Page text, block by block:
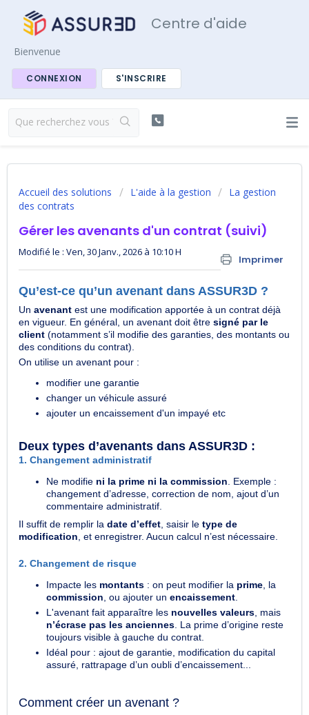
Centre d'aide
Bienvenue
CONNEXION S'INSCRIRE
Accueil des solutions L'aide à la gestion
La gestion
des contrats
Gérer les avenants d'un contrat (suivi)
Imprimer
Modifié le : Ven, 30 Janv., 2026 à 10:10 H
Qu’est-ce qu’un avenant dans ASSUR3D ?
Un avenant est une modification apportée à un contrat déjà
en vigueur. En général, un avenant doit être signé par le
client (notamment s’il modifie des garanties, des montants ou
des conditions du contrat).
On utilise un avenant pour :
modifier une garantie
changer un véhicule assuré
ajouter un encaissement d'un impayé etc
Deux types d’avenants dans ASSUR3D :
1. Changement administratif
Ne modifie ni la prime ni la commission. Exemple :
changement d’adresse, correction de nom, ajout d’un
commentaire administratif.
Il suffit de remplir la date d’effet, saisir le type de
modification, et enregistrer. Aucun calcul n’est nécessaire.
2. Changement de risque
Impacte les montants : on peut modifier la prime, la
commission, ou ajouter un encaissement.
L'avenant fait apparaître les nouvelles valeurs, mais
n’écrase pas les anciennes. La prime d’origine reste
toujours visible à gauche du contrat.
Idéal pour : ajout de garantie, modification du capital
assuré, rattrapage d’un oubli d’encaissement...
Comment créer un avenant ?